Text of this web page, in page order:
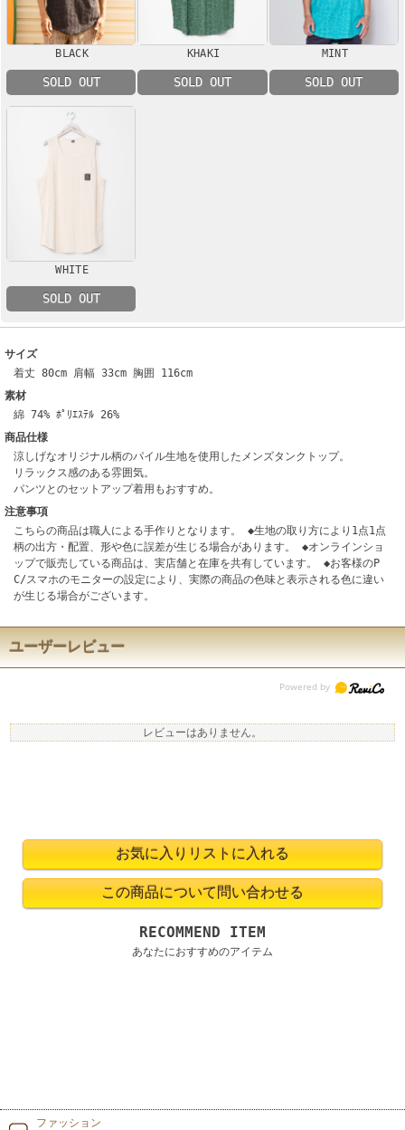
BLACK
SOLD OUT
KHAKI
SOLD OUT
MINT
SOLD OUT
WHITE
SOLD OUT
サイズ
着丈 80cm 肩幅 33cm 胸囲 116cm
素材
綿 74% ﾎﾟﾘｴｽﾃﾙ 26%
商品仕様
涼しげなオリジナル柄のパイル生地を使用したメンズタンクトップ。
リラックス感のある雰囲気。
パンツとのセットアップ着用もおすすめ。
注意事項
こちらの商品は職人による手作りとなります。 ◆生地の取り方により1点1点
柄の出方・配置、形や色に誤差が生じる場合があります。 ◆オンラインショ
ップで販売している商品は、実店舗と在庫を共有しています。 ◆お客様のP
C/スマホのモニターの設定により、実際の商品の色味と表示される色に違い
が生じる場合がございます。
ユーザーレビュー
レビューはありません。
RECOMMEND ITEM
あなたにおすすめのアイテム
ファッション